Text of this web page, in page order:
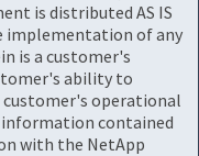
is distributed AS IS
implementation of any
is a customer's
ability to
operational
contained
with the NetApp